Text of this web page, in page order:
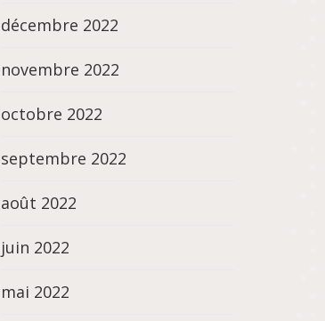
décembre 2022
novembre 2022
octobre 2022
septembre 2022
août 2022
juin 2022
mai 2022